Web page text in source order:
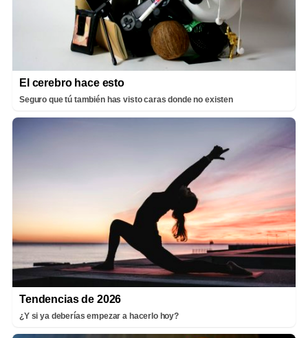
El cerebro hace esto
Seguro que tú también has visto caras donde no existen
Tendencias de 2026
¿Y si ya deberías empezar a hacerlo hoy?